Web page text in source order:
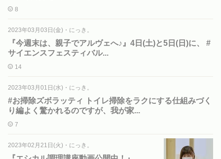
8
2023年03月03日(金) ・ にっき。
『今週末は、親子でアルヴェへ♪』4日(土)と5日(日)に、 #
サイエンスフェスティバル...
14
2023年03月01日(水) ・ にっき。
#お掃除ズボラッティ トイレ掃除をラクにする仕組みづく
り編よく驚かれるのですが、我が家...
7
2023年02月21日(火) ・ にっき。